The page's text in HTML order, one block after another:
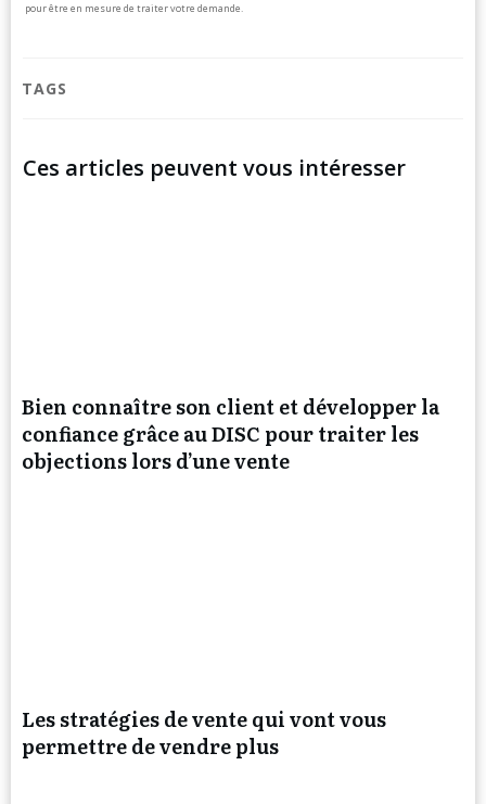
pour être en mesure de traiter votre demande.
TAGS
Ces articles peuvent vous intéresser
Bien connaître son client et développer la
confiance grâce au DISC pour traiter les
objections lors d’une vente
Les stratégies de vente qui vont vous
permettre de vendre plus